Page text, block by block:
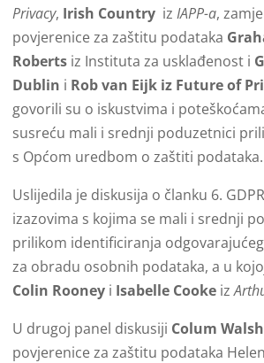
Privacy, Irish Country iz IAPP-a,
povjerenice za zaštitu podataka
Roberts iz Instituta za usklađenost i
Dublin i Rob van Eijk iz Future of
govorili su o iskustvima i
susreću mali i srednji poduzetnici
s Općom uredbom o zaštiti podataka.
Uslijedila je diskusija o članku 6.
izazovima s kojima se mali i srednji
prilikom identificiranja
za obradu osobnih podataka, a u
Colin Rooney i Isabelle Cooke iz
U drugoj panel diskusiji Colum
povjerenice za zaštitu podataka